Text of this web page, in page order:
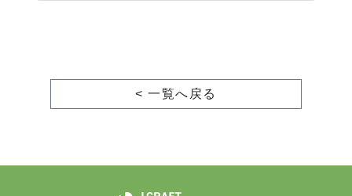
< 一覧へ戻る